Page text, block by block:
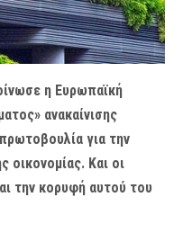
η Ευρωπαϊκή
ανακαίνισης
για την
οικονομίας. Και οι
την κορυφή αυτού του